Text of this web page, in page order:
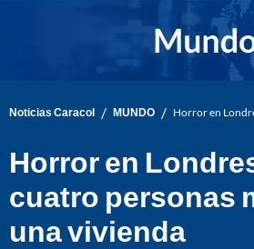
Noticias Caracol / MUNDO / Horror en
Horror en
cuatro personas
una vivienda